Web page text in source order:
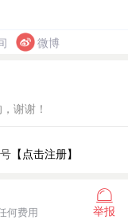
微博
谢谢！
【点击注册】
何费用 举报